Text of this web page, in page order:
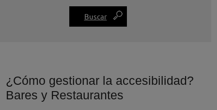
¿Cómo gestionar la accesibilidad?
Bares y Restaurantes